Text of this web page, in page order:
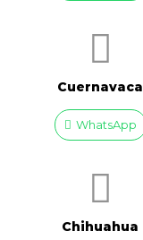
Cuernavaca
WhatsApp
Chihuahua